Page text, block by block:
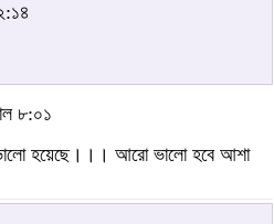
৮:০১
হয়েছে।।। আরো ভালো হবে আশা